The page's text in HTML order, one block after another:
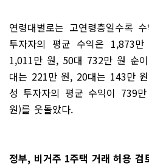
연령대별로는 고연령층일수록
투자자의 평균 수익은 1,873
1,011만 원, 50대 732만 원 순
대는 221만 원, 20대는 143만
성 투자자의 평균 수익이 739
원)를 웃돌았다.
정부, 비거주 1주택 거래 허용 검